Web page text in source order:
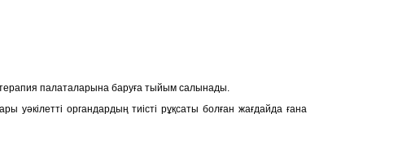
палаталарына баруға тыйым салынады.
уәкілетті органдардың тиісті рұқсаты болған жағдайда ғана